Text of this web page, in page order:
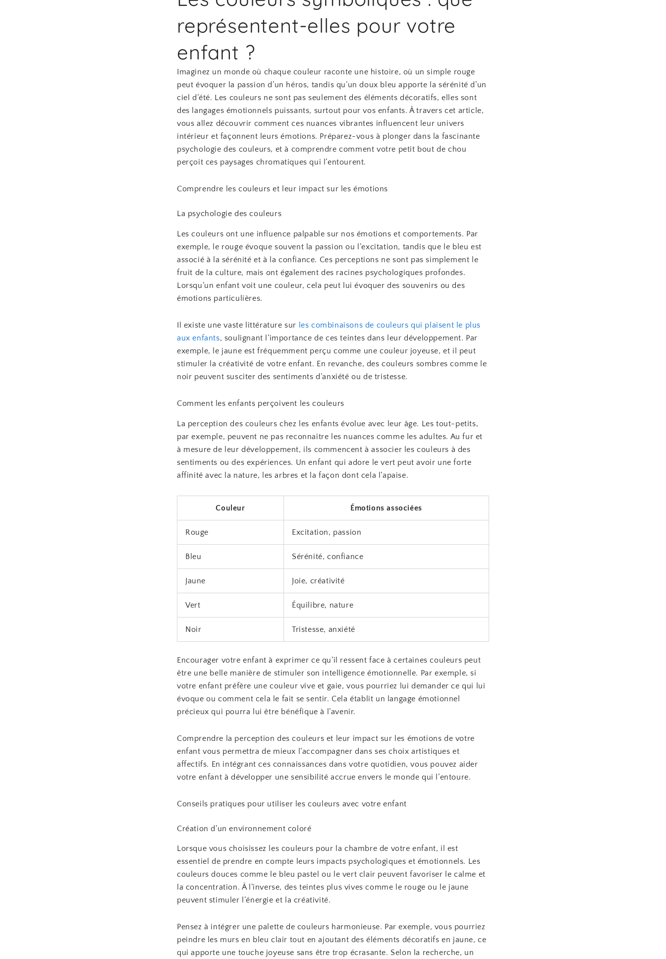
représentent-elles pour votre
enfant ?
Imaginez un monde où chaque couleur raconte une histoire, où un simple rouge
peut évoquer la passion d’un héros, tandis qu’un doux bleu apporte la sérénité d’un
ciel d’été. Les couleurs ne sont pas seulement des éléments décoratifs, elles sont
des langages émotionnels puissants, surtout pour vos enfants. À travers cet article,
vous allez découvrir comment ces nuances vibrantes influencent leur univers
intérieur et façonnent leurs émotions. Préparez-vous à plonger dans la fascinante
psychologie des couleurs, et à comprendre comment votre petit bout de chou
perçoit ces paysages chromatiques qui l’entourent.
Comprendre les couleurs et leur impact sur les émotions
La psychologie des couleurs
Les couleurs ont une influence palpable sur nos émotions et comportements. Par
exemple, le rouge évoque souvent la passion ou l’excitation, tandis que le bleu est
associé à la sérénité et à la confiance. Ces perceptions ne sont pas simplement le
fruit de la culture, mais ont également des racines psychologiques profondes.
Lorsqu’un enfant voit une couleur, cela peut lui évoquer des souvenirs ou des
émotions particulières.
Il existe une vaste littérature sur les combinaisons de couleurs qui plaisent le plus
aux enfants, soulignant l’importance de ces teintes dans leur développement. Par
exemple, le jaune est fréquemment perçu comme une couleur joyeuse, et il peut
stimuler la créativité de votre enfant. En revanche, des couleurs sombres comme le
noir peuvent susciter des sentiments d’anxiété ou de tristesse.
Comment les enfants perçoivent les couleurs
La perception des couleurs chez les enfants évolue avec leur âge. Les tout-petits,
par exemple, peuvent ne pas reconnaître les nuances comme les adultes. Au fur et
à mesure de leur développement, ils commencent à associer les couleurs à des
sentiments ou des expériences. Un enfant qui adore le vert peut avoir une forte
affinité avec la nature, les arbres et la façon dont cela l’apaise.
Couleur Émotions associées
Rouge Excitation, passion
Bleu Sérénité, confiance
Jaune Joie, créativité
Vert Équilibre, nature
Noir Tristesse, anxiété
Encourager votre enfant à exprimer ce qu’il ressent face à certaines couleurs peut
être une belle manière de stimuler son intelligence émotionnelle. Par exemple, si
votre enfant préfère une couleur vive et gaie, vous pourriez lui demander ce qui lui
évoque ou comment cela le fait se sentir. Cela établit un langage émotionnel
précieux qui pourra lui être bénéfique à l’avenir.
Comprendre la perception des couleurs et leur impact sur les émotions de votre
enfant vous permettra de mieux l’accompagner dans ses choix artistiques et
affectifs. En intégrant ces connaissances dans votre quotidien, vous pouvez aider
votre enfant à développer une sensibilité accrue envers le monde qui l’entoure.
Conseils pratiques pour utiliser les couleurs avec votre enfant
Création d’un environnement coloré
Lorsque vous choisissez les couleurs pour la chambre de votre enfant, il est
essentiel de prendre en compte leurs impacts psychologiques et émotionnels. Les
couleurs douces comme le bleu pastel ou le vert clair peuvent favoriser le calme et
la concentration. À l’inverse, des teintes plus vives comme le rouge ou le jaune
peuvent stimuler l’énergie et la créativité.
Pensez à intégrer une palette de couleurs harmonieuse. Par exemple, vous pourriez
peindre les murs en bleu clair tout en ajoutant des éléments décoratifs en jaune, ce
qui apporte une touche joyeuse sans être trop écrasante. Selon la recherche, un